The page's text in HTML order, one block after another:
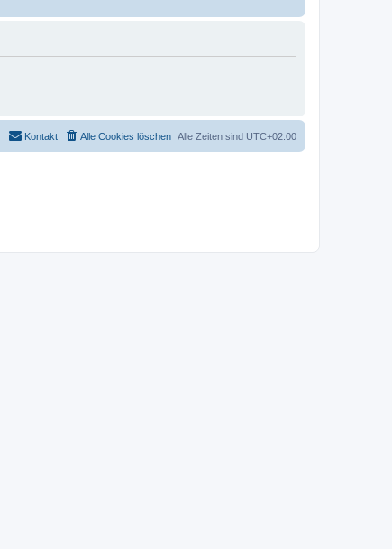
Alle Zeiten sind UTC+02:00
Alle Cookies löschen
Kontakt